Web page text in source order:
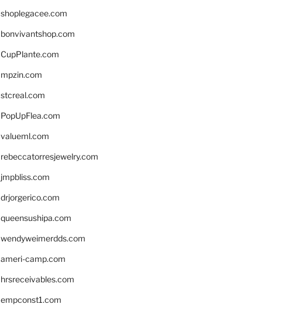
shoplegacee.com
bonvivantshop.com
CupPlante.com
mpzin.com
stcreal.com
PopUpFlea.com
valueml.com
rebeccatorresjewelry.com
jmpbliss.com
drjorgerico.com
queensushipa.com
wendyweimerdds.com
ameri-camp.com
hrsreceivables.com
empconst1.com